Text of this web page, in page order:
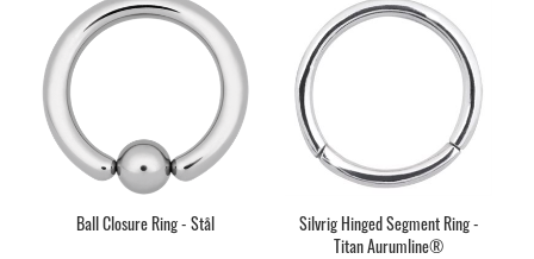
Ball Closure Ring - Stål
Silvrig Hinged Segment Ring -
Titan Aurumline®